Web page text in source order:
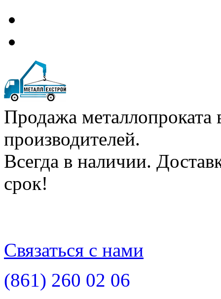
Продажа
производителей.
Всегда в наличии.
срок!
Связаться с нами
(861) 260 02 06